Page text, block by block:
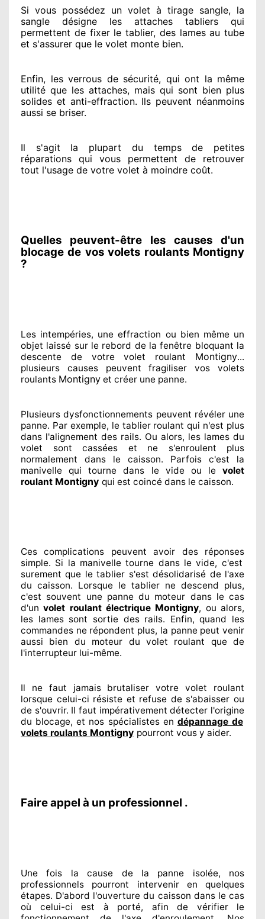
Si vous possédez un volet à tirage sangle, la
sangle désigne les attaches tabliers qui
permettent de fixer le tablier, des lames au tube
et s'assurer que le volet monte bien.
Enfin, les verrous de sécurité, qui ont la même
utilité que les attaches, mais qui sont bien plus
solides et anti-effraction. Ils peuvent néanmoins
aussi se briser.
Il s'agit la plupart du tempsde petites
réparations qui vous permettent de retrouver
tout l'usage de votre volet à moindre coût.
Quelles peuvent-être les causes d'un
blocage de vos volets roulants Montigny
?
Les intempéries, une effraction ou bien même un
objet laissé sur le rebord de la fenêtre bloquant la
descente de votre volet roulant Montigny...
plusieurs causes peuvent fragiliser vos volets
roulants Montigny et créer une panne.
Plusieurs dysfonctionnements peuvent révélerune
panne. Par exemple, le tablier roulant qui n'est plus
dans l'alignement des rails. Ou alors, les lames du
volet sont cassées et ne s'enroulent plus
normalement dans le caisson. Parfois c'est la
manivelle qui tourne dans le vide ou le volet
roulant Montigny qui est coincé dans le caisson.
Ces complications peuvent avoir des réponses
simple. Si la manivelle tourne dans le vide, c'est
surement que le tablier s'est désolidarisé de l'axe
du caisson. Lorsque le tablier ne descend plus,
c'est souvent une panne du moteur dans le cas
d'unvolet roulant électrique Montigny, ou alors,
les lames sont sortiedes rails. Enfin, quand les
commandes ne répondent plus, la panne peut venir
aussi bien du moteur du volet roulant que de
l'interrupteur lui-même.
Il ne faut jamais brutaliser votre volet roulant
lorsque celui-ci résiste et refuse de s'abaisser ou
de s'ouvrir. Il faut impérativement détecter l'origine
du blocage, et nos spécialistesen dépannage de
volets roulants Montigny pourront vous y aider.
Faire appel à un professionnel .
Une fois la cause de la panne isolée, nos
professionnels pourront intervenir en quelques
étapes. D'abord l'ouverture du caisson dans le cas
où celui-ci est à porté, afin de vérifier le